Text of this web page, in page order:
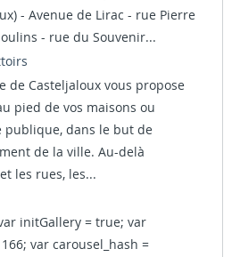
- Avenue de Lirac - rue Pierre
- rue du Souvenir...
de Casteljaloux vous propose
pied de vos maisons ou
publique, dans le but de
de la ville. Au-delà
les rues, les...
initGallery = true; var
var carousel_hash =